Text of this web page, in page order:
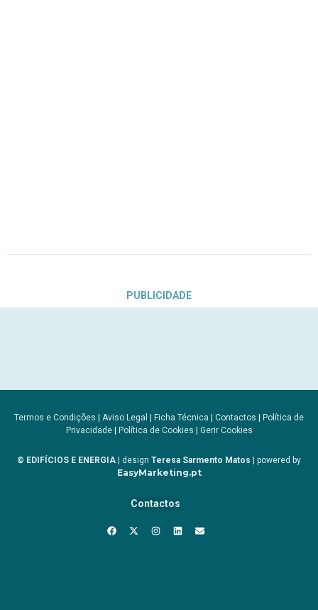
PUBLICIDADE
Termos e Condições | Aviso Legal | Ficha Técnica | Contactos | Política de
Privacidade| Política de Cookies | Gerir Cookies
© EDIFÍCIOS E ENERGIA | design Teresa Sarmento Matos | powered by
EasyMarketing.pt
Contactos